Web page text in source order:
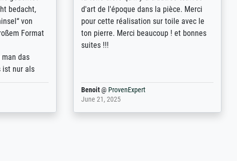
by the
vast
from, and
also with
not in that
Bestellkriterien geführt, verständliche
Erklärungen, z.B. mit Bilddarstellungen,
werde auf jeden Fall meine guten
Erfahrungen weitergeben.
Anonym@ProvenExpert
May 13, 2026